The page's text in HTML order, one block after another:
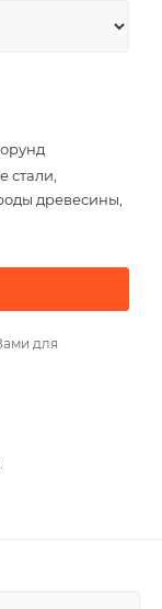
стали,
древесины,
для